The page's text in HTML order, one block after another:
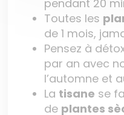
pendant 20
Toutes les
de 1 mois,
Pensez à
par an avec
l’automne et
La tisane se
de plantes